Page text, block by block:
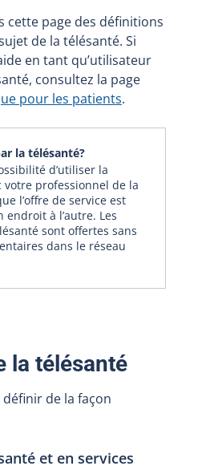
cette page des définitions
de la télésanté. Si
en tant qu’utilisateur
consultez la page
pour les patients.
la télésanté?
d’utiliser la
votre professionnel de la
l’offre de service est
endroit à l’autre. Les
sont offertes sans
dans le réseau
la télésanté
de la façon
et en services